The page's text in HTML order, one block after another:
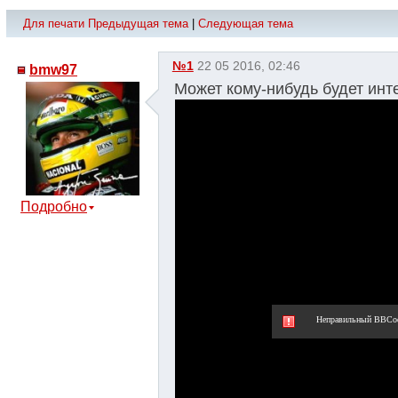
Для печати Предыдущая тема| Следующая тема
bmw97
Подробно
№1 22 05 2016, 02:46
Может кому-нибудь будет
Неправильный